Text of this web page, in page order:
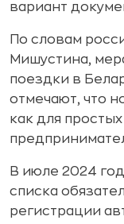
вариант
По словам
Мишустина,
поездки в
отмечают, что
как для
В июле 2024
списка
регистрации